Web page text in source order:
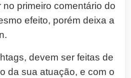
primeiro comentário do
efeito, porém deixa a
devem ser feitas de
da sua atuação, e com o